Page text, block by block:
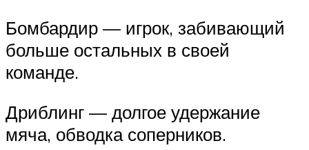
Бомбардир — игрок, забивающий
больше остальных в своей
команде.
Дриблинг — долгое удержание
мяча, обводка соперников.